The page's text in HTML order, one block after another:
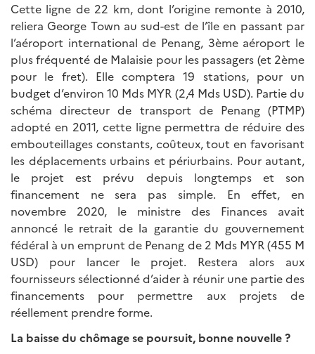
Cette ligne de 22 km, dont l’origine remonte à 2010,
reliera George Town au sud-est de l’île en passant par
l’aéroport international de Penang, 3ème aéroport le
plus fréquenté de Malaisie pour les passagers (et 2ème
pour le fret). Elle comptera 19 stations, pour un
budget d’environ 10 Mds MYR (2,4 Mds USD). Partie du
schéma directeur de transport de Penang (PTMP)
adopté en 2011, cette ligne permettra de réduire des
embouteillages constants, coûteux, tout en favorisant
les déplacements urbains et périurbains. Pour autant,
le projet est prévu depuis longtemps et son
financement ne sera pas simple. En effet, en
novembre 2020, le ministre des Finances avait
annoncé le retrait de la garantie du gouvernement
fédéral à un emprunt de Penang de 2 Mds MYR (455 M
USD) pour lancer le projet. Restera alors aux
fournisseurs sélectionné d’aider à réunir une partie des
financements pour permettre aux projets de
réellement prendre forme.
La baisse du chômage se poursuit, bonne nouvelle ?